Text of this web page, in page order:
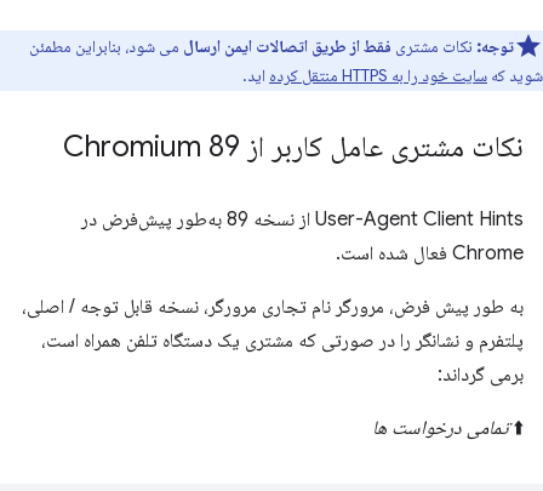
توجه: نکات مشتری فقط از طریق اتصالات ایمن ارسال می شود، بنابراین مطمئن
شوید که سایت خود را به HTTPS منتقل کرده اید.
نکات مشتری عامل کاربر از Chromium 89
User-Agent Client Hints از نسخه 89 به‌طور پیش‌فرض در
Chrome فعال شده است.
به طور پیش فرض، مرورگر نام تجاری مرورگر، نسخه قابل توجه / اصلی،
پلتفرم و نشانگر را در صورتی که مشتری یک دستگاه تلفن همراه است،
برمی گرداند:
⬆️تمامی درخواست ها